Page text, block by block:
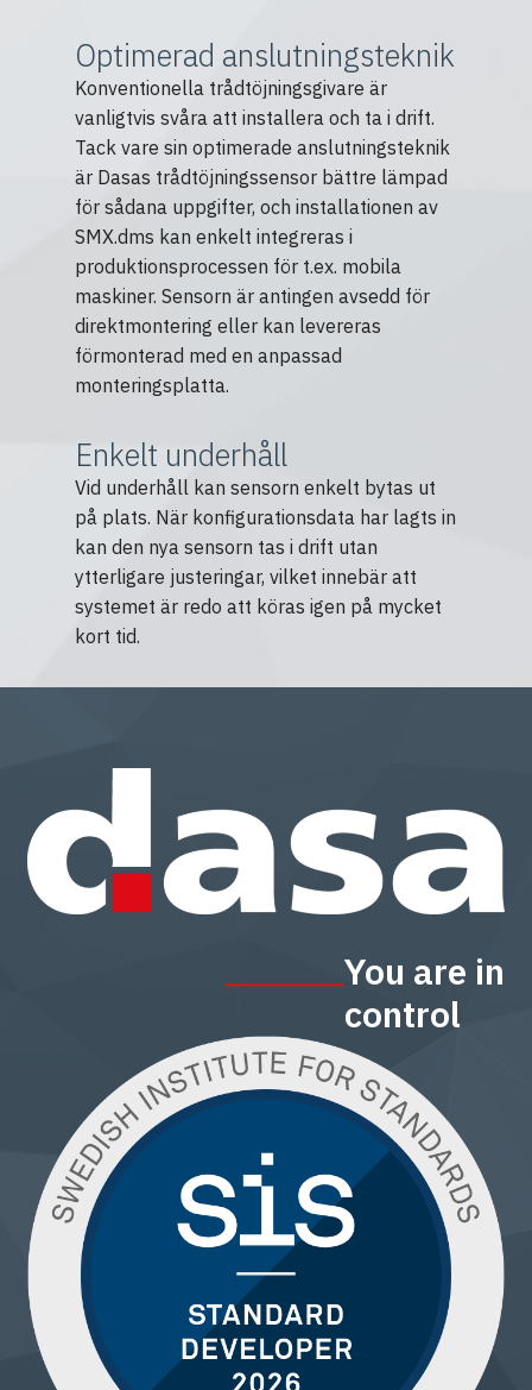
Optimerad anslutningsteknik
Konventionella trådtöjningsgivare är
vanligtvis svåra att installera och ta i drift.
Tack vare sin optimerade anslutningsteknik
är Dasas trådtöjningssensor bättre lämpad
för sådana uppgifter, och installationen av
SMX.dms kan enkelt integreras i
produktionsprocessen för t.ex. mobila
maskiner. Sensorn är antingen avsedd för
direktmontering eller kan levereras
förmonterad med en anpassad
monteringsplatta.
Enkelt underhåll
Vid underhåll kan sensorn enkelt bytas ut
på plats. När konfigurationsdata har lagts in
kan den nya sensorn tas i drift utan
ytterligare justeringar, vilket innebär att
systemet är redo att köras igen på mycket
kort tid.
You are in
control